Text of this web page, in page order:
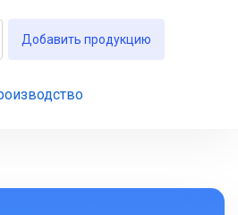
Добавить продукцию